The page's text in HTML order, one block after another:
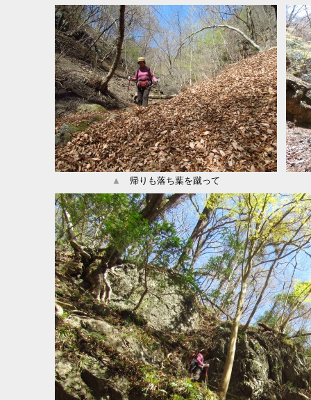
▲ 帰りも落ち葉を蹴って